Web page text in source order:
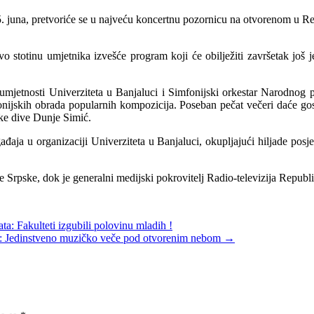
pretvoriće se u najveću koncertnu pozornicu na otvorenom u
stotinu umjetnika izvešće program koji će obilježiti završetak još
Univerziteta u Banjaluci i Simfonijski orkestar Narodnog
obrada popularnih kompozicija. Poseban pečat večeri daće
dive Dunje Simić.
u organizaciji Univerziteta u Banjaluci, okupljajući hiljade
dok je generalni medijski pokrovitelj Radio-televizija
Fakulteti izgubili polovinu mladih !
muzičko veče pod otvorenim nebom →